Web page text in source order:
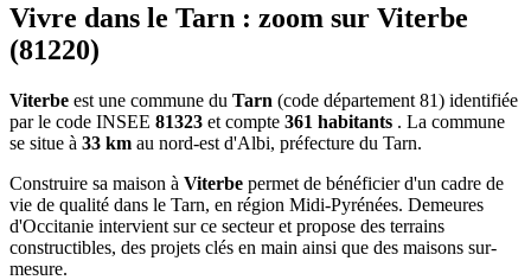
Vivre dans le Tarn : zoom sur Viterbe
(81220)
Viterbe est une commune du Tarn (code département 81) identifiée
par le code INSEE 81323 et compte 361 habitants . La commune
se situe à 33 km au nord-est d'Albi, préfecture du Tarn.
Construire sa maison à Viterbe permet de bénéficier d'un cadre de
vie de qualité dans le Tarn, en région Midi-Pyrénées. Demeures
d'Occitanie intervient sur ce secteur et propose des terrains
constructibles, des projets clés en main ainsi que des maisons sur-
mesure.